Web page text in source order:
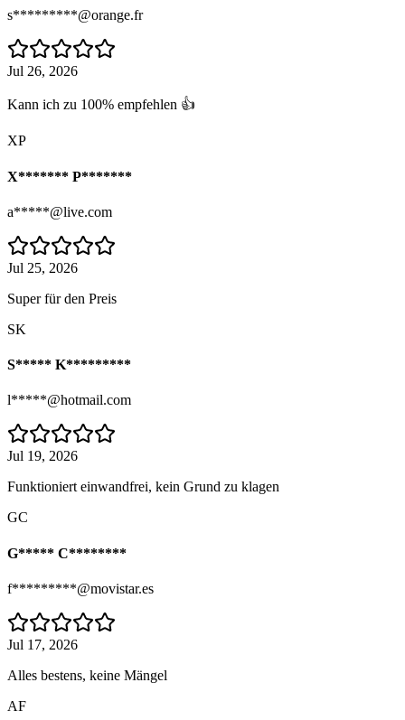
s*********@orange.fr
Jul 26, 2026
Kann ich zu 100% empfehlen 👍
XP
X******* P*******
a*****@live.com
Jul 25, 2026
Super für den Preis
SK
S***** K*********
l*****@hotmail.com
Jul 19, 2026
Funktioniert einwandfrei, kein Grund zu klagen
GC
G***** C********
f*********@movistar.es
Jul 17, 2026
Alles bestens, keine Mängel
AF